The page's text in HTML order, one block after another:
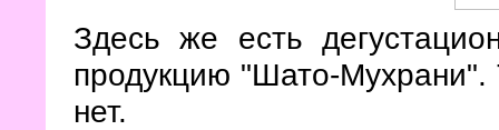
Здесь же есть
продукцию "Шато-Мухрани".
нет.